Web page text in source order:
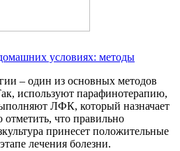
условиях: методы
– один из основных методов
используют парафинотерапию,
ЛФК, который назначает
что правильно
принесет положительные
лечения болезни.